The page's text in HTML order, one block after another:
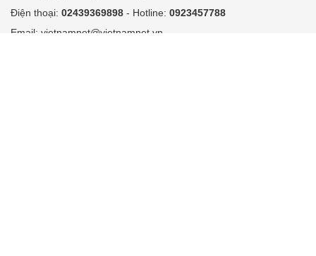
Điện thoại: 02439369898 - Hotline: 0923457788
Email: vietnamnet@vietnamnet.vn